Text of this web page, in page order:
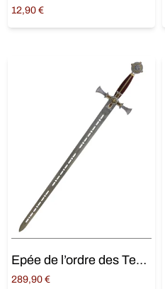
12,90 €
Ajouter au panier
Epée de l’ordre des Templiers
289,90 €